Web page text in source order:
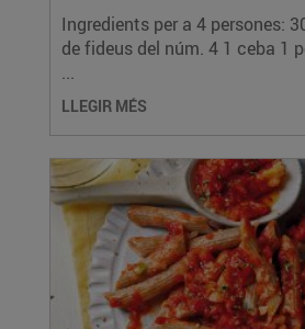
Ingredients per a 4 persones:
de fideus del núm. 4 1 ceba 1
...
LLEGIR MÉS